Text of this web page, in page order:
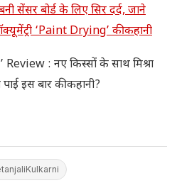
सेंसर बोर्ड के लिए सिर दर्द, जाने
‘Paint Drying’ की कहानी
: नए किस्सों के साथ मिश्रा
इस बार की कहानी?